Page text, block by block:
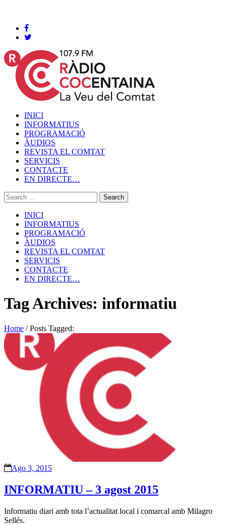
INICI
INFORMATIUS
PROGRAMACIÓ
ÀUDIOS
REVISTA EL COMTAT
SERVICIS
CONTACTE
EN DIRECTE…
INICI
INFORMATIUS
PROGRAMACIÓ
ÀUDIOS
REVISTA EL COMTAT
SERVICIS
CONTACTE
EN DIRECTE…
Tag Archives: informatiu
Home /Posts Tagged:
Ago 3, 2015
INFORMATIU – 3 agost 2015
Informatiu diari amb tota l’actualitat local i comarcal amb Milagro
Sellés.